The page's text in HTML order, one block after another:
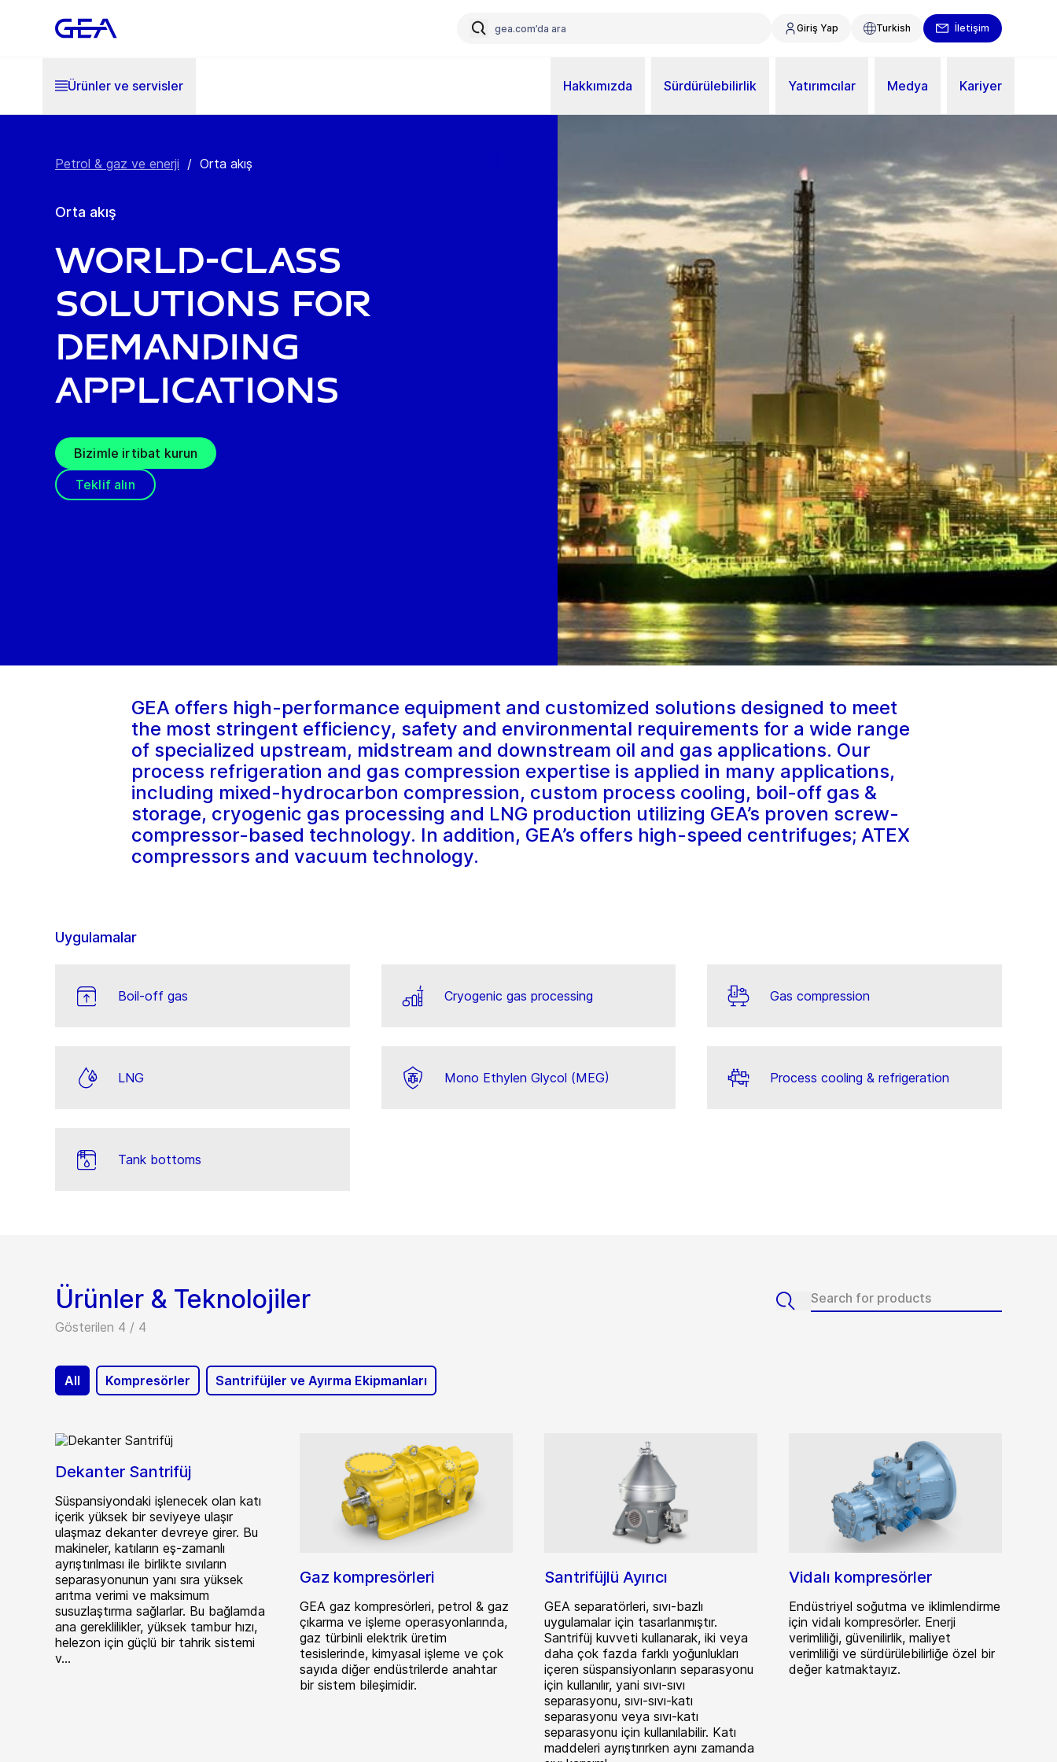
Giriş Yap Turkish İletişim
Ürünler ve servisler Hakkımızda Sürdürülebilirlik Yatırımcılar Medya Kariyer
Petrol & gaz ve enerji / Orta akış
Orta akış
World-class
solutions for
demanding
applications
Bizimle irtibat kurun
Teklif alın
GEA offers high-performance equipment and customized solutions designed to meet
the most stringent efficiency, safety and environmental requirements for a wide range
of specialized upstream, midstream and downstream oil and gas applications. Our
process refrigeration and gas compression expertise is applied in many applications,
including mixed-hydrocarbon compression, custom process cooling, boil-off gas &
storage, cryogenic gas processing and LNG production utilizing GEA’s proven screw-
compressor-based technology. In addition, GEA’s offers high-speed centrifuges; ATEX
compressors and vacuum technology.
Uygulamalar
Boil-off gas Cryogenic gas processing Gas compression
LNG Mono Ethylen Glycol (MEG) Process cooling & refrigeration
Tank bottoms
Ürünler & Teknolojiler
Gösterilen 4 / 4
All Kompresörler Santrifüjler ve Ayırma Ekipmanları
Dekanter Santrifüj
Süspansiyondaki işlenecek olan katı
içerik yüksek bir seviyeye ulaşır
ulaşmaz dekanter devreye girer. Bu
makineler, katıların eş-zamanlı
ayrıştırılması ile birlikte sıvıların
separasyonunun yanı sıra yüksek
arıtma verimi ve maksimum
susuzlaştırma sağlarlar. Bu bağlamda
ana gereklilikler, yüksek tambur hızı,
helezon için güçlü bir tahrik sistemi
v...
Gaz kompresörleri
GEA gaz kompresörleri, petrol & gaz
çıkarma ve işleme operasyonlarında,
gaz türbinli elektrik üretim
tesislerinde, kimyasal işleme ve çok
sayıda diğer endüstrilerde anahtar
bir sistem bileşimidir.
Santrifüjlü Ayırıcı
GEA separatörleri, sıvı-bazlı
uygulamalar için tasarlanmıştır.
Santrifüj kuvveti kullanarak, iki veya
daha çok fazda farklı yoğunlukları
içeren süspansiyonların separasyonu
için kullanılır, yani sıvı-sıvı
separasyonu, sıvı-sıvı-katı
separasyonu veya sıvı-katı
separasyonu için kullanılabilir. Katı
maddeleri ayrıştırırken aynı zamanda
Vidalı kompresörler
Endüstriyel soğutma ve iklimlendirme
için vidalı kompresörler. Enerji
verimliliği, güvenilirlik, maliyet
verimliliği ve sürdürülebilirliğe özel bir
değer katmaktayız.